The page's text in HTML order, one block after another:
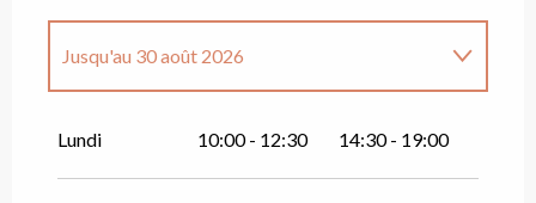
Jusqu'au 30 août 2026
Lundi 10:00 - 12:30 14:30 - 19:00